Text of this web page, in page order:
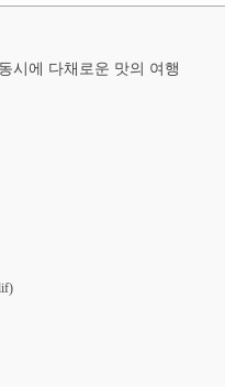
시에 다채로운 맛의 여행